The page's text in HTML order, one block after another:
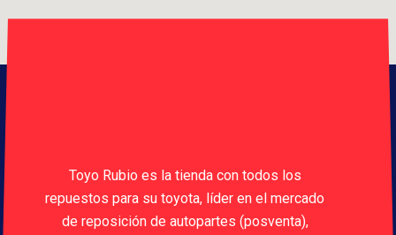
Toyo Rubio es la tienda con todos los
repuestos para su toyota, líder en el mercado
de reposición de autopartes (posventa),